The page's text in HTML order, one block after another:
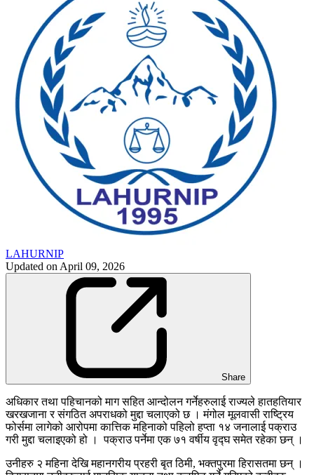
LAHURNIP
Updated on April 09, 2026
Share
अधिकार तथा पहिचानको माग सहित आन्दोलन गर्नेहरुलाई राज्यले हातहतियार
खरखजाना र संगठित अपराधको मुद्दा चलाएको छ । मंगोल मूलवासी राष्ट्रिय
फोर्समा लागेको आरोपमा कात्तिक महिनाको पहिलो हप्ता १४ जनालाई पक्राउ
गरी मुद्दा चलाइएको हो । पक्राउ पर्नेमा एक ७१ वर्षीय वृद्घ समेत रहेका छन् ।
उनीहरु २ महिना देखि महानगरीय प्रहरी बृत ठिमी, भक्तपुरमा हिरासतमा छन् ।